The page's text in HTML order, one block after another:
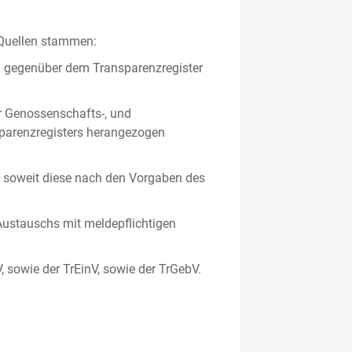
stammen:
dem Transparenzregister
, und
herangezogen
diese nach den Vorgaben des
mit meldepflichtigen
der TrEinV, sowie der TrGebV.